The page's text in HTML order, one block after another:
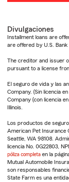
Divulgaciones
Installment loans are
are offered by U.S. Bank
The creditor and issuer
pursuant to a license
El seguro de vida y las
Company. (Sin licencia
Company (con licencia
Illinois.
Los productos de
American Pet Insurance
Seattle, WA 98108.
licencia No. 0G22803,
póliza completa en la
Mutual Automobile
son responsables
State Farm es una